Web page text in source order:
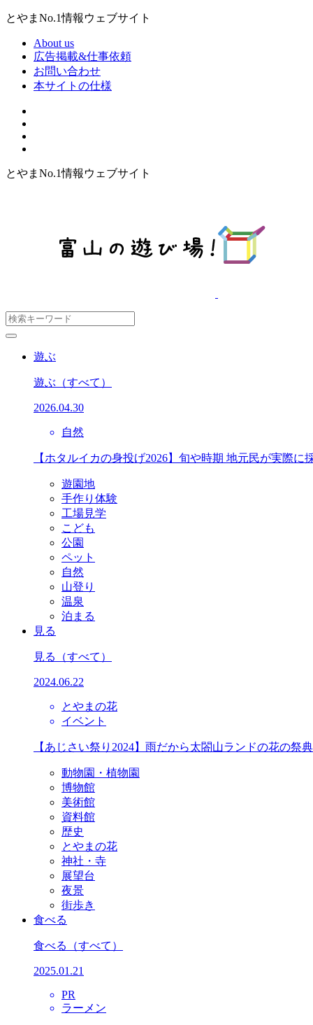
とやまNo.1情報ウェブサイト
About us
広告掲載&仕事依頼
お問い合わせ
本サイトの仕様
とやまNo.1情報ウェブサイト
遊ぶ
遊ぶ （すべて）
2026.04.30
自然
【ホタルイカの身投げ2026】旬や時期 地元民が実際に
遊園地
手作り体験
工場見学
こども
公園
ペット
自然
山登り
温泉
泊まる
見る
見る （すべて）
2024.06.22
とやまの花
イベント
【あじさい祭り2024】雨だから太閤山ランドの花の祭
動物園・植物園
博物館
美術館
資料館
歴史
とやまの花
神社・寺
展望台
夜景
街歩き
食べる
食べる （すべて）
2025.01.21
PR
ラーメン